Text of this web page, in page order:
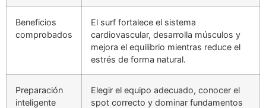
Beneficios
comprobados
El surf fortalece el sistema
cardiovascular, desarrolla músculos y
mejora el equilibrio mientras reduce el
estrés de forma natural.
Preparación
inteligente
Elegir el equipo adecuado, conocer el
spot correcto y dominar fundamentos